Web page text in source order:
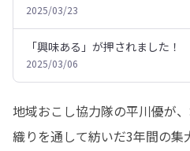
2025/03/23
「興味ある」が押されました！
2025/03/06
地域おこし協力隊の平川優が
織りを通して紡いだ3年間の集